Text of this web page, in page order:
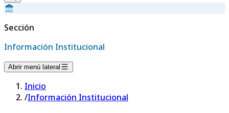
Sección
Información Institucional
Abrir menú lateral
Inicio
/Información Institucional